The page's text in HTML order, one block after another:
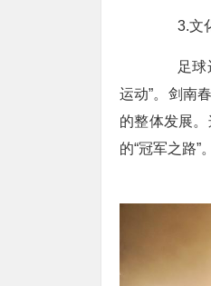
3.文化
足球运
运动”。剑南
的整体发展
的“冠军之路”。